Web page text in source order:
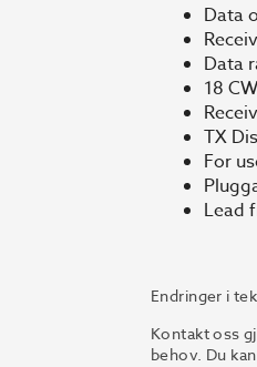
Data
Data
18
TX
For
Lead
Endringer i
Kontakt oss
behov. Du